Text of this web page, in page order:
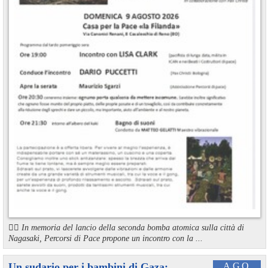
🏳️‍🌈 In memoria del lancio della seconda bomba atomica sulla città di
Nagasaki, Percorsi di Pace propone un incontro con la ...
AGO